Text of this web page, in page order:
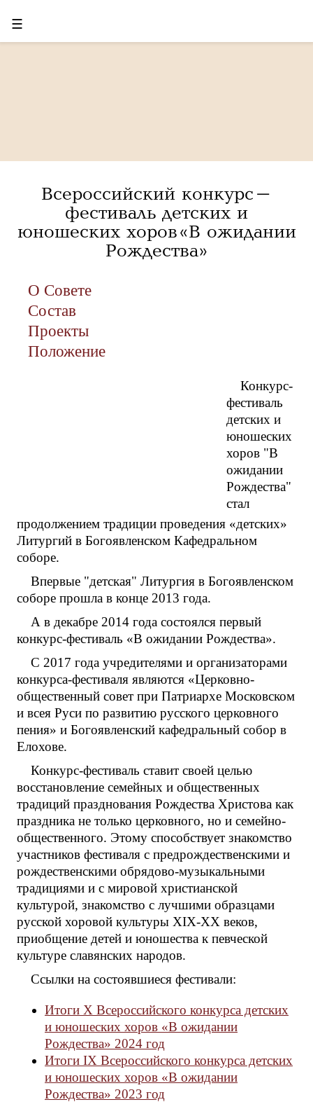
☰
Всероссийский конкурс-
фестиваль детских и
юношеских хоров «В ожидании
Рождества»
О Совете
Состав
Проекты
Положение
Конкурс-
фестиваль
детских и
юношеских
хоров "В
ожидании
Рождества"
стал
продолжением традиции проведения «детских»
Литургий в Богоявленском Кафедральном
соборе.
Впервые "детская" Литургия в Богоявленском
соборе прошла в конце 2013 года.
А в декабре 2014 года состоялся первый
конкурс-фестиваль «В ожидании Рождества».
С 2017 года учредителями и организаторами
конкурса-фестиваля являются «Церковно-
общественный совет при Патриархе Московском
и всея Руси по развитию русского церковного
пения» и Богоявленский кафедральный собор в
Елохове.
Конкурс-фестиваль ставит своей целью
восстановление семейных и общественных
традиций празднования Рождества Христова как
праздника не только церковного, но и семейно-
общественного. Этому способствует знакомство
участников фестиваля с предрождественскими и
рождественскими обрядово-музыкальными
традициями и с мировой христианской
культурой, знакомство с лучшими образцами
русской хоровой культуры XIX-XX веков,
приобщение детей и юношества к певческой
культуре славянских народов.
Ссылки на состоявшиеся фестивали:
Итоги X Всероссийского конкурса детских
и юношеских хоров «В ожидании
Рождества» 2024 год
Итоги IX Всероссийского конкурса детских
и юношеских хоров «В ожидании
Рождества» 2023 год